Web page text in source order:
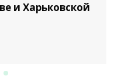
и Харьковской